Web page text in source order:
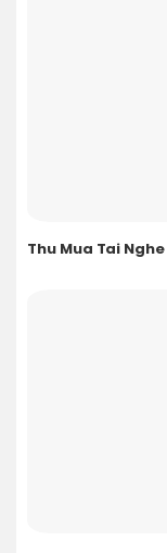
Thu Mua Tai Nghe